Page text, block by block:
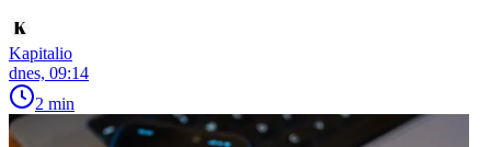
Kapitalio
dnes, 09:14
2 min